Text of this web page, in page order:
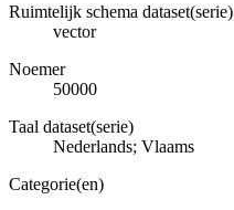
Ruimtelijk schema dataset(serie)
vector
Noemer
50000
Taal dataset(serie)
Nederlands; Vlaams
Categorie(en)